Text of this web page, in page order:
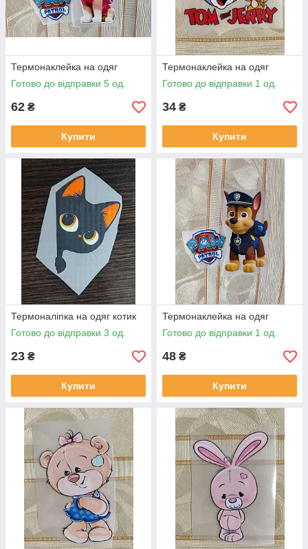
Термонаклейка на одяг
Готово до відправки 5 од.
62 ₴
Купити
Термонаклейка на одяг
Готово до відправки 1 од.
34 ₴
Купити
Термоналіпка на одяг котик
Готово до відправки 3 од.
23 ₴
Купити
Термонаклейка на одяг
Готово до відправки 1 од.
48 ₴
Купити